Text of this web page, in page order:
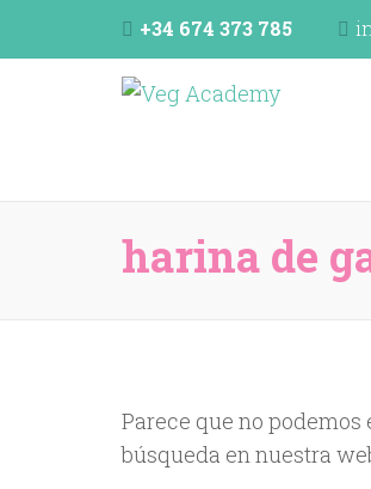
+34 674 373 785
harina de
Parece que no
búsqueda en nuestra